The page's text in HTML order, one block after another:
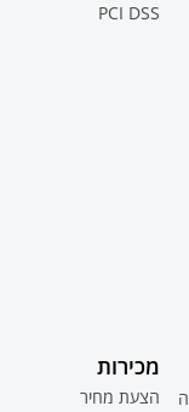
PCI DSS
מכירות
הצעת מחיר